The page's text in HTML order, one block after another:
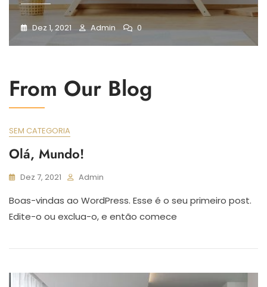
Dez 1, 2021 Admin 0
From Our Blog
SEM CATEGORIA
Olá, Mundo!
Dez 7, 2021 Admin
Boas-vindas ao WordPress. Esse é o seu primeiro post.
Edite-o ou exclua-o, e então comece